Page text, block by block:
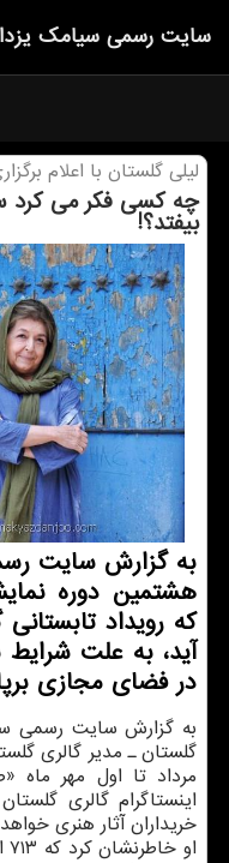
سایت رسمی سیامك
لیلی گلستان با اعلام
چه كسی فكر می كرد
بیفتد؟!
به گزارش سایت
هشتمین دوره
كه رویداد
آید، به علت شرایط
در فضای مجازی
به گزارش سایت رسمی
گلستان ـ مدیر گالری
مرداد تا اول مهر
اینستاگرام گالری
خریداران آثار هنری